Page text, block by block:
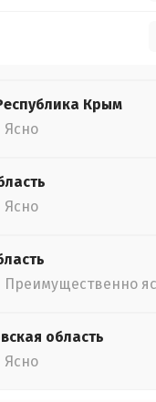
Крым
Ясно
Ясно
Преимущественно
область
Ясно